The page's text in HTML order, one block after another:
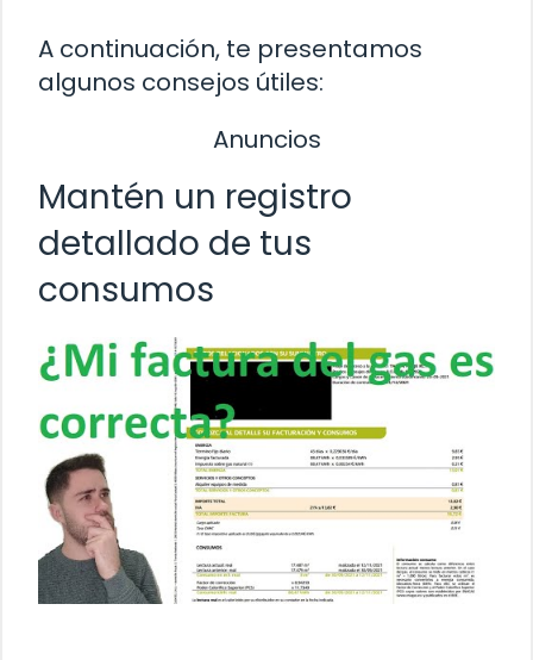
A continuación, te presentamos
algunos consejos útiles:
Anuncios
Mantén un registro
detallado de tus
consumos